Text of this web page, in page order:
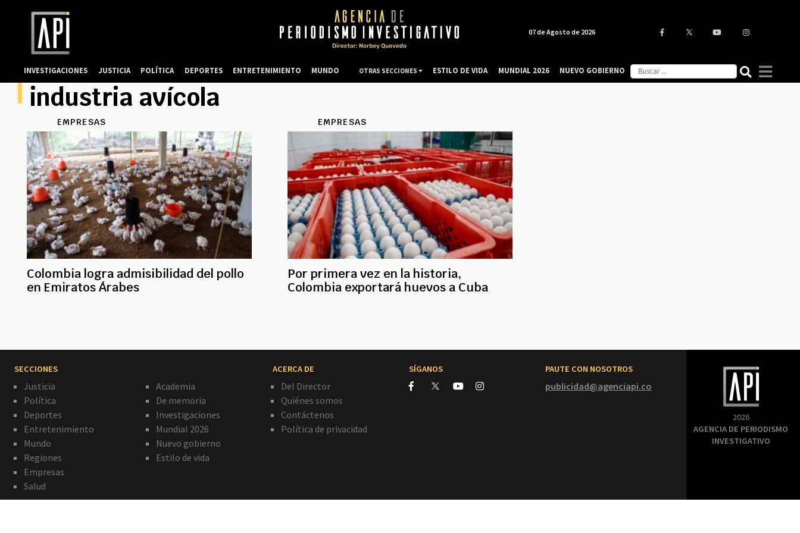
industria avícola
EMPRESAS
Colombia logra admisibilidad del pollo
en Emiratos Árabes
EMPRESAS
Por primera vez en la historia,
Colombia exportará huevos a Cuba
SECCIONES
Justicia
Política
Deportes
Entretenimiento
Mundo
Regiones
Empresas
Salud
Academia
De memoria
Investigaciones
Mundial 2026
Nuevo gobierno
Estilo de vida
ACERCA DE
Del Director
Quiénes somos
Contáctenos
Política de privacidad
SÍGANOS PAUTE CON NOSOTROS
publicidad@agenciapi.co
2026
AGENCIA DE PERIODISMO
INVESTIGATIVO
07 de Agosto de 2026
INVESTIGACIONES JUSTICIA POLÍTICA DEPORTES ENTRETENIMIENTO MUNDO OTRAS SECCIONES ESTILO DE VIDA MUNDIAL 2026 NUEVO GOBIERNO